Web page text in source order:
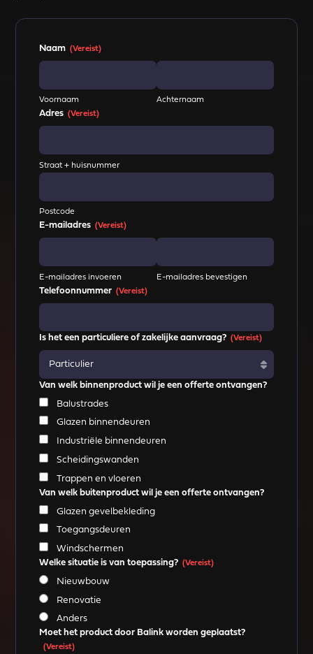
Naam (Vereist)
Voornaam Achternaam
Adres (Vereist)
Straat + huisnummer
Postcode
E-mailadres (Vereist)
E-mailadres invoeren E-mailadres bevestigen
Telefoonnummer (Vereist)
Is het een particuliere of zakelijke aanvraag? (Vereist)
Van welk binnenproduct wil je een offerte ontvangen?
Balustrades
Glazen binnendeuren
Industriële binnendeuren
Scheidingswanden
Trappen en vloeren
Van welk buitenproduct wil je een offerte ontvangen?
Glazen gevelbekleding
Toegangsdeuren
Windschermen
Welke situatie is van toepassing? (Vereist)
Nieuwbouw
Renovatie
Anders
Moet het product door Balink worden geplaatst?
(Vereist)